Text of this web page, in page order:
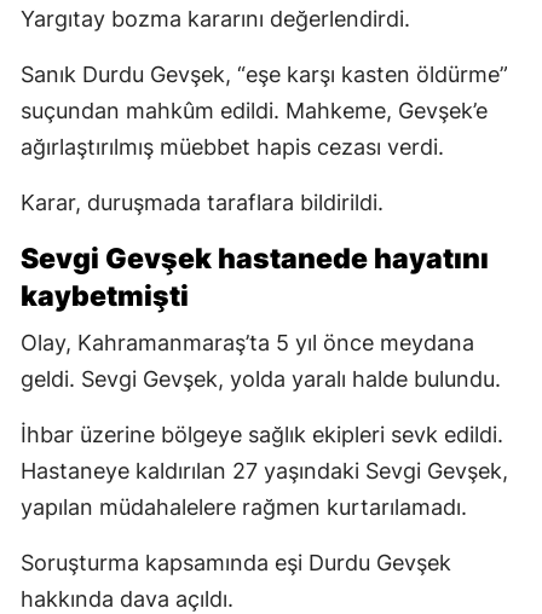
Yargıtay bozma kararını değerlendirdi.
Sanık Durdu Gevşek, “eşe karşı kasten öldürme”
suçundan mahkûm edildi. Mahkeme, Gevşek’e
ağırlaştırılmış müebbet hapis cezası verdi.
Karar, duruşmada taraflara bildirildi.
Sevgi Gevşek hastanede hayatını
kaybetmişti
Olay, Kahramanmaraş’ta 5 yıl önce meydana
geldi. Sevgi Gevşek, yolda yaralı halde bulundu.
İhbar üzerine bölgeye sağlık ekipleri sevk edildi.
Hastaneye kaldırılan 27 yaşındaki Sevgi Gevşek,
yapılan müdahalelere rağmen kurtarılamadı.
Soruşturma kapsamında eşi Durdu Gevşek
hakkında dava açıldı.